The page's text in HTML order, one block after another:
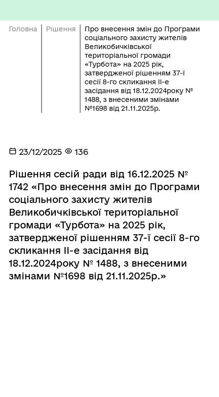
Головна Рішення
Про внесення змін до Програми
соціального захисту жителів
Великобичківської
територіальної громади
«Турбота» на 2025 рік,
затвердженої рішенням 37-ї
сесії 8-го скликання ІІ-е
засідання від 18.12.2024року №
1488, з внесеними змінами
№1698 від 21.11.2025р.
23/12/2025 136
Рішення сесій ради від 16.12.2025 №
1742 «Про внесення змін до Програми
соціального захисту жителів
Великобичківської територіальної
громади «Турбота» на 2025 рік,
затвердженої рішенням 37-ї сесії 8-го
скликання ІІ-е засідання від
18.12.2024року № 1488, з внесеними
змінами №1698 від 21.11.2025р.»